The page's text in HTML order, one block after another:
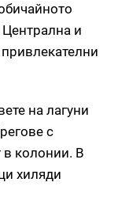
и
на лагуни
с
в колонии. В
хиляди